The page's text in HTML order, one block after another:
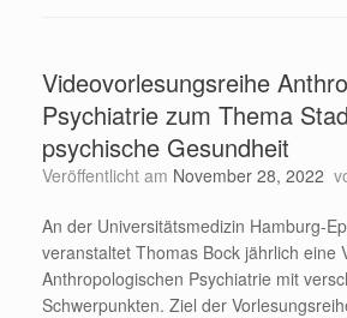
Videovorlesungsreihe
Psychiatrie zum Thema
psychische Gesundheit
Veröffentlicht am November 28, 2022
An der Universitätsmedizin Hamburg-
veranstaltet Thomas Bock jährlich eine
Anthropologischen Psychiatrie mit
Schwerpunkten. Ziel der